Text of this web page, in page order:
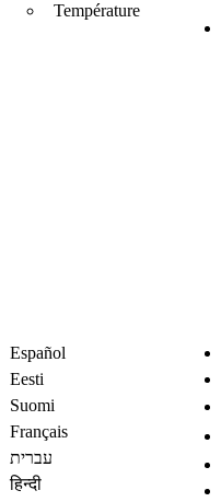
Température
Español
Eesti
Suomi
Français
עברית
हिन्दी